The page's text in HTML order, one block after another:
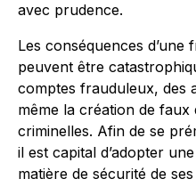
avec prudence.
Les conséquences d’une
peuvent être
comptes frauduleux, des
même la création de
criminelles. Afin de se
il est capital d’adopter
matière de sécurité de